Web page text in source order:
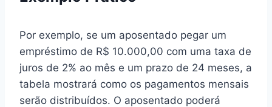
Por exemplo, se um aposentado pegar um
empréstimo de R$ 10.000,00 com uma taxa de
juros de 2% ao mês e um prazo de 24 meses, a
tabela mostrará como os pagamentos mensais
serão distribuídos. O aposentado poderá